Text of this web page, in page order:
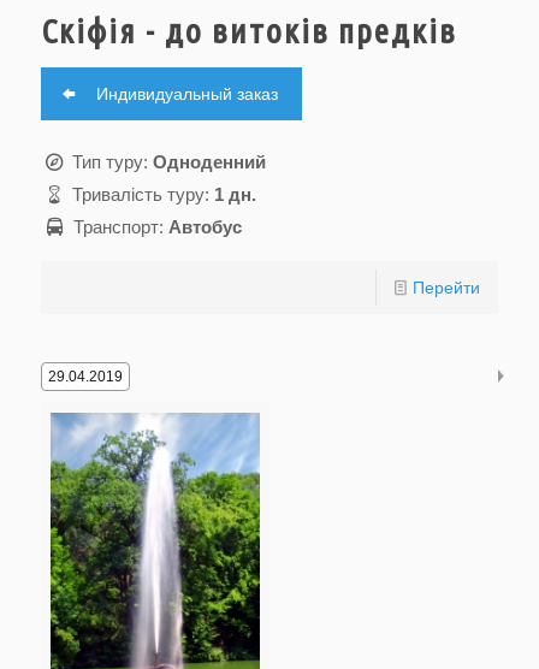
Скіфія - до витоків предків
Индивидуальный заказ
Тип туру: Одноденний
Тривалість туру: 1 дн.
Транспорт: Автобус
Перейти
29.04.2019